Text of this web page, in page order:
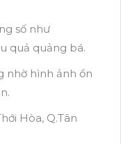
số như
quả quảng bá.
nhờ hình ảnh ổn
Hòa, Q.Tân